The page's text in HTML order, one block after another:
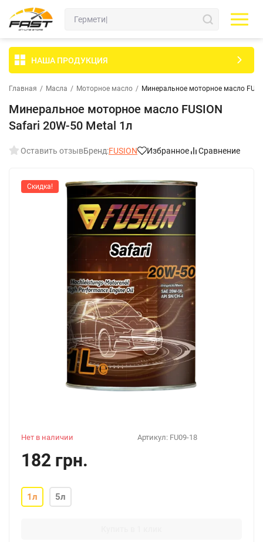
НАША ПРОДУКЦИЯ
Главная / Масла / Моторное масло / Минеральное моторное масло
Минеральное моторное масло FUSION
Safari 20W-50 Metal 1л
Оставить отзывБренд:FUSION Избранное Сравнение
Скидка!
Артикул: FU09-18
Нет в наличии
182 грн.
1л 5л